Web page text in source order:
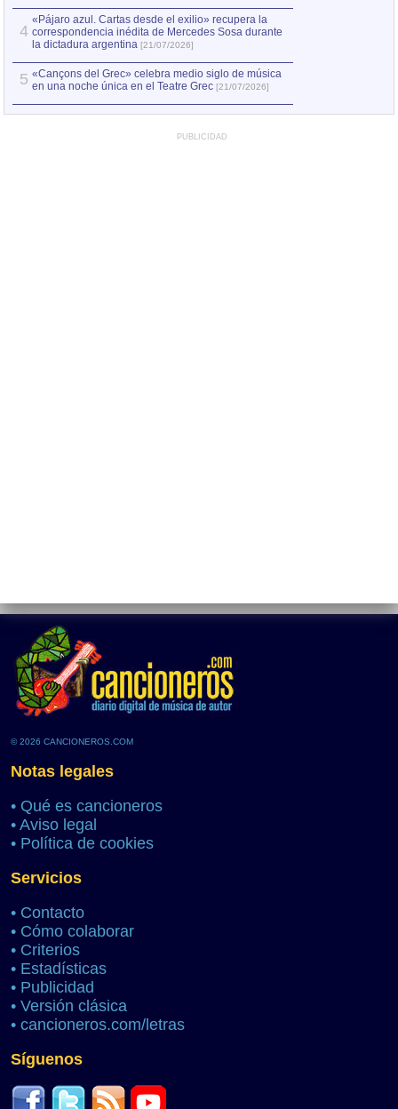
4
«Pájaro azul. Cartas desde el exilio» recupera la
correspondencia inédita de Mercedes Sosa durante
la dictadura argentina [21/07/2026]
5 «Cançons del Grec» celebra medio siglo de música
en una noche única en el Teatre Grec [21/07/2026]
PUBLICIDAD
© 2026 CANCIONEROS.COM
Notas legales
• Qué es cancioneros
• Aviso legal
• Política de cookies
Servicios
• Contacto
• Cómo colaborar
• Criterios
• Estadísticas
• Publicidad
• Versión clásica
• cancioneros.com/letras
Síguenos